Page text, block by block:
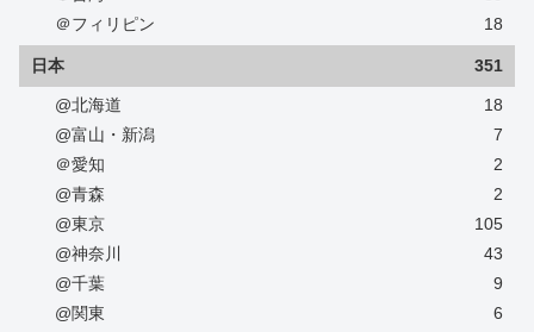
＠フィリピン
18
日本 351
@北海道
18
@富山・新潟
7
＠愛知
2
@青森
2
@東京
105
@神奈川
43
@千葉
9
@関東
6